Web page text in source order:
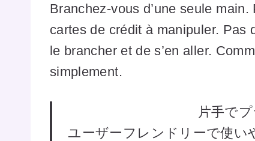
Branchez-vous d’une seule
cartes de crédit à manipuler. Pas
le brancher et de s’en aller.
simplement.
片手で
ユーザーフレンドリーで使い